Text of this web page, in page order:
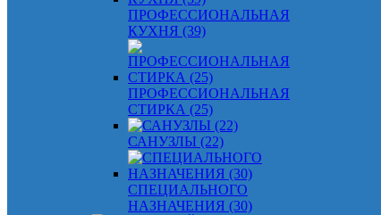
ПРОФЕССИОНАЛЬНАЯ
КУХНЯ (39)
ПРОФЕССИОНАЛЬНАЯ
СТИРКА (25)
САНУЗЛЫ (22)
СПЕЦИАЛЬНОГО
НАЗНАЧЕНИЯ (30)